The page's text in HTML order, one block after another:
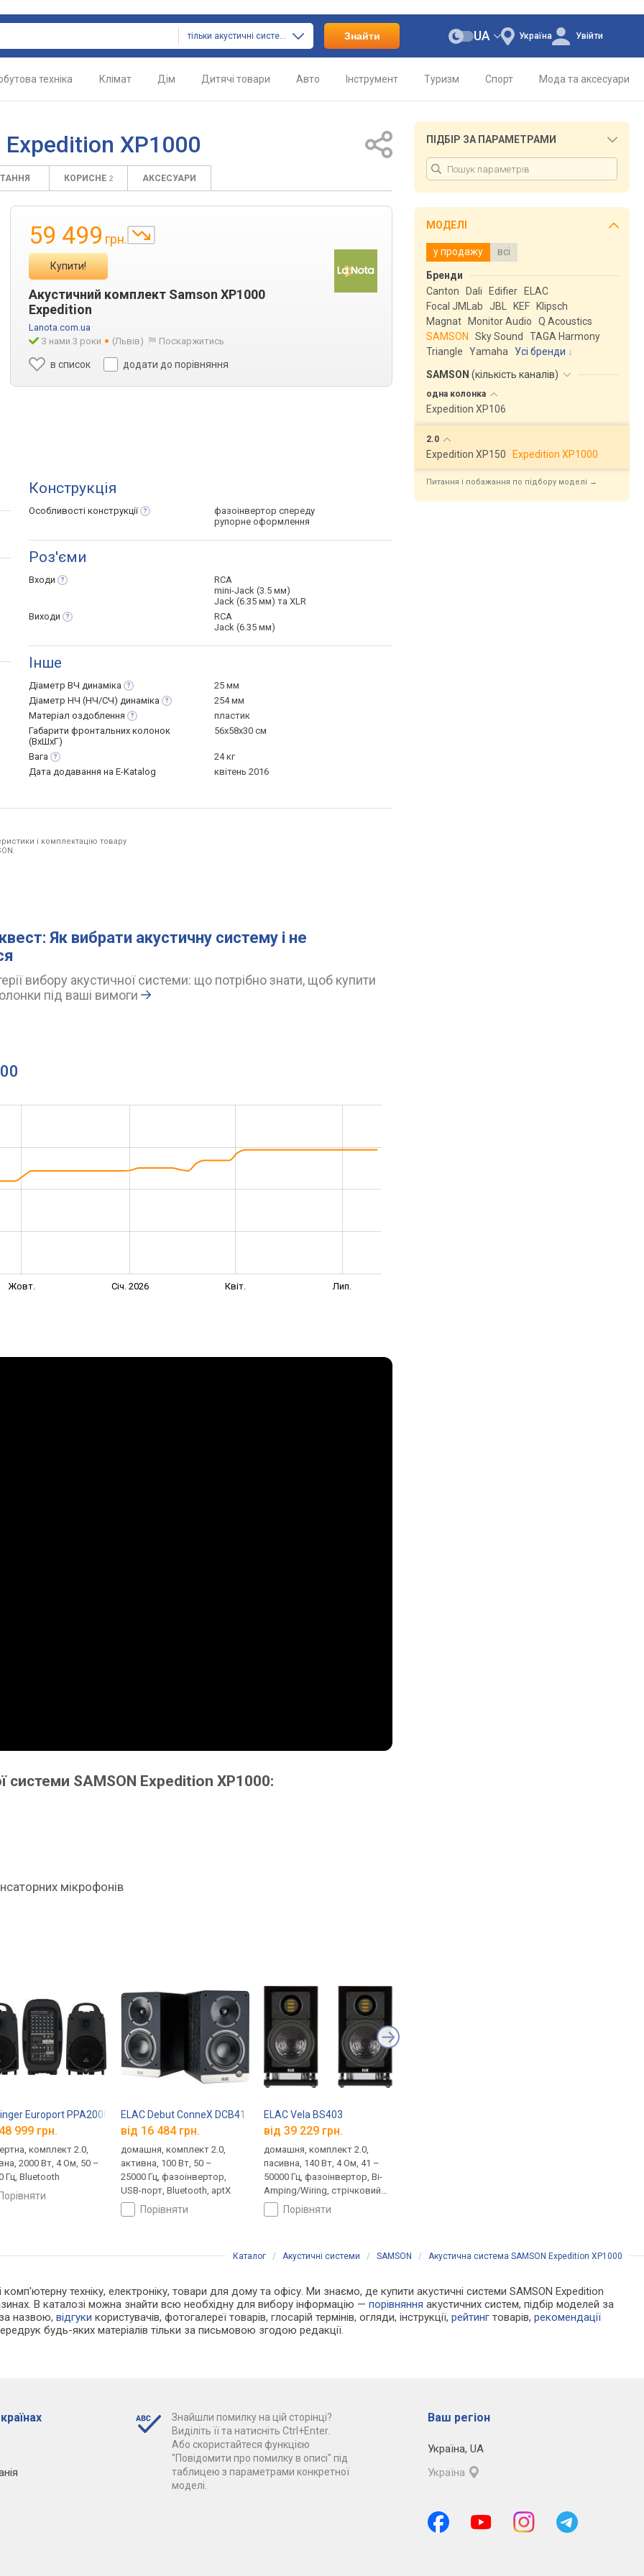
тільки акустичні системи Знайти Україна
UA Увійти
техніка Клімат Дім Дитячі товари Авто Інструмент Туризм Спорт Мода та аксесуари
XP1000
КОРИСНЕ 2 АКСЕСУАРИ
59 499 грн.
Купити!
Акустичний комплект Samson XP1000
Expedition
Lanota.com.ua
З нами 3 роки
(Львів) Поскаржитись
в список додати до порівняння
Конструкція
Особливості конструкції
фазоінвертор спереду
рупорне оформлення
Роз'єми
Входи
RCA
mini-Jack (3.5 мм)
Jack (6.35 мм) та XLR
Виходи
RCA
Jack (6.35 мм)
Інше
Діаметр ВЧ динаміка
25 мм
Діаметр НЧ (НЧ/СЧ) динаміка
254 мм
Матеріал оздоблення
пластик
Габарити фронтальних колонок
(ВхШхГ)
56х58х30 см
Вага
24 кг
Дата додавання на E-Katalog
квітень 2016
і комплектацію товару
Як вибрати акустичну систему і не
вибору акустичної системи: що потрібно знати, щоб купити
під ваші вимоги
Жовт. Січ. 2026 Квіт. Лип.
системи SAMSON Expedition XP1000:
мікрофонів
Europort PPA2000BT
999 грн.
комплект 2.0,
2000 Вт, 4 Ом, 50 –
Гц, Bluetooth
порівняти
ELAC Debut ConneX DCB41
від 16 484 грн.
домашня, комплект 2.0,
активна, 100 Вт, 50 –
25000 Гц, фазоінвертор,
USB-порт, Bluetooth, aptX
порівняти
ELAC Vela BS403
від 39 229 грн.
домашня, комплект 2.0,
пасивна, 140 Вт, 4 Ом, 41 –
50000 Гц, фазоінвертор, Bi-
Amping/Wiring, стрічковий
випромінювач
порівняти
ПІДБІР ЗА ПАРАМЕТРАМИ
МОДЕЛІ
у продажу всі
Бренди
Canton
Dali Edifier
ELAC
Focal JMLab
JBL KEF
Klipsch
Magnat
Monitor Audio
Q Acoustics
SAMSON
Sky Sound
TAGA Harmony
Triangle
Yamaha
Усі бренди
SAMSON (кількість каналів)
одна колонка
Expedition XP106
2.0
Expedition XP150 Expedition XP1000
Питання і побажання по підбору моделі →
Каталог / Акустичні системи / SAMSON / Акустична система SAMSON Expedition XP1000
комп'ютерну техніку, електроніку, товари для дому та офісу. Ми знаємо, де купити акустичні системи SAMSON Expedition
В каталозі можна знайти всю необхідну для вибору інформацію —порівняння акустичних систем, підбір моделей за
назвою,відгуки користувачів, фотогалереї товарів, глосарій термінів, огляди, інструкції,рейтинг товарів,рекомендації
будь-яких матеріалів тільки за письмовою згодою редакції.
Знайшли помилку на цій сторінці?
Виділіть її та натисніть Ctrl+Enter.
Або скористайтеся функцією
"Повідомити про помилку в описі" під
таблицею з параметрами конкретної
моделі.
Ваш регіон
Україна, UA
Україна